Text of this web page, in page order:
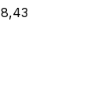
8,43